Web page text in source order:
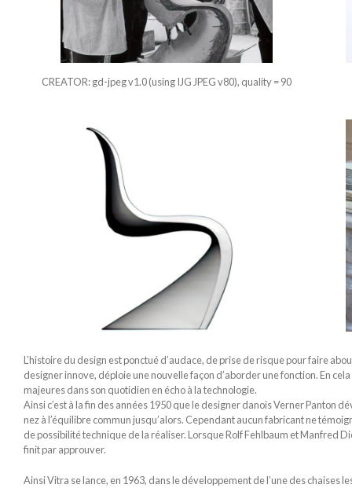
CREATOR: gd-jpeg v1.0 (using IJG JPEG v80), quality = 90
L’histoire du design est ponctué d’audace, de prise de risque pour faire
designer innove, déploie une nouvelle façon d’aborder une fonction. En
majeures dans son quotidien en écho à la technologie.
Ainsi c’est à la fin des années 1950 que le designer danois Verner Panton
nez à l’équilibre commun jusqu’alors. Cependant aucun fabricant ne
de possibilité technique de la réaliser. Lorsque Rolf Fehlbaum et Manfred
finit par approuver.
Ainsi Vitra se lance, en 1963, dans le développement de l’une des chaises